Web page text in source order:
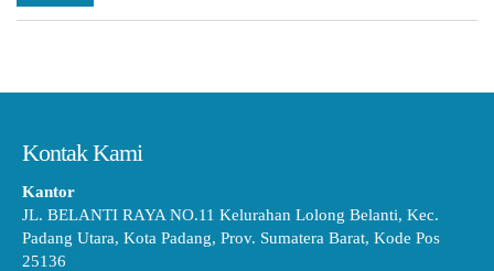
Kontak Kami
Kantor
JL. BELANTI RAYA NO.11 Kelurahan Lolong Belanti, Kec.
Padang Utara, Kota Padang, Prov. Sumatera Barat, Kode Pos
25136